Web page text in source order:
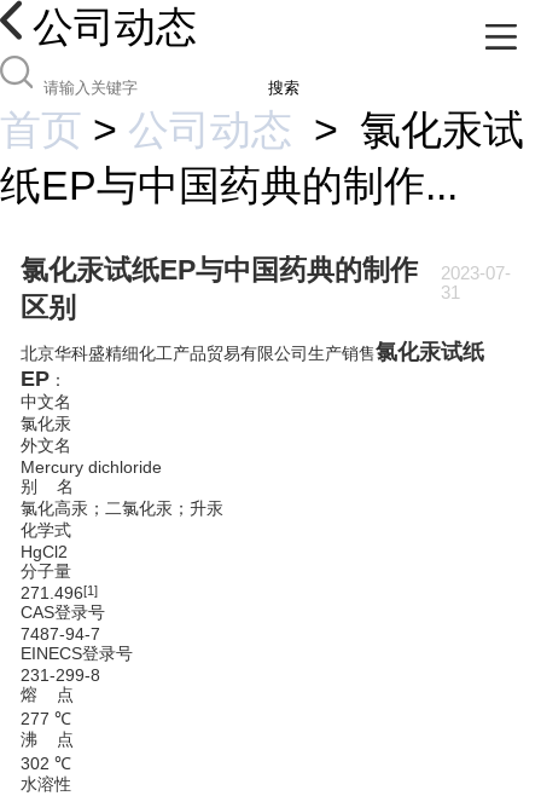
公司动态
搜索
首页 > 公司动态 > 氯化汞试
纸EP与中国药典的制作...
氯化汞试纸EP与中国药典的制作
区别
2023-07-
31
北京华科盛精细化工产品贸易有限公司生产销售氯化汞试纸
EP：
中文名
氯化汞
外文名
Mercury dichloride
别 名
氯化高汞；二氯化汞；升汞
化学式
HgCl2
分子量
271.496[1]
CAS登录号
7487-94-7
EINECS登录号
231-299-8
熔 点
277 ℃
沸 点
302 ℃
水溶性